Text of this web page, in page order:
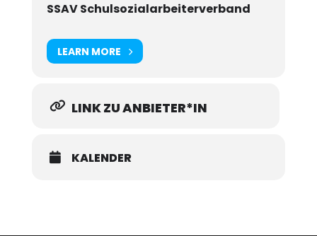
SSAV Schulsozialarbeiterverband
LEARN MORE
LINK ZU ANBIETER*IN
KALENDER